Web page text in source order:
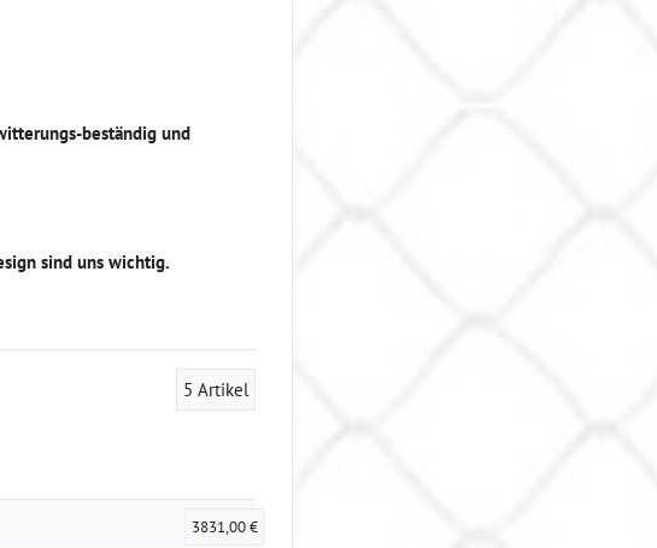
beständig und
sind uns wichtig.
5 Artikel
3831,00 €